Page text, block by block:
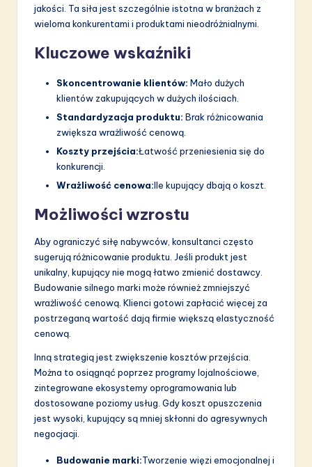
jakości. Ta siła jest szczególnie istotna w branżach z
wieloma konkurentami i produktami nieodróżnialnymi.
Kluczowe wskaźniki
Skoncentrowanie klientów: Mało dużych
klientów zakupujących w dużych ilościach.
Standardyzacja produktu: Brak różnicowania
zwiększa wrażliwość cenową.
Koszty przejścia:Łatwość przeniesienia się do
konkurencji.
Wrażliwość cenowa:Ile kupujący dbają o koszt.
Możliwości wzrostu
Aby ograniczyć siłę nabywców, konsultanci często
sugerują różnicowanie produktu. Jeśli produkt jest
unikalny, kupujący nie mogą łatwo zmienić dostawcy.
Budowanie silnego marki może również zmniejszyć
wrażliwość cenową. Klienci gotowi zapłacić więcej za
postrzeganą wartość dają firmie większą elastyczność
cenową.
Inną strategią jest zwiększenie kosztów przejścia.
Można to osiągnąć poprzez programy lojalnościowe,
zintegrowane ekosystemy oprogramowania lub
dostosowane poziomy usług. Gdy koszt opuszczenia
jest wysoki, kupujący są mniej skłonni do agresywnych
negocjacji.
Budowanie marki:Tworzenie więzi emocjonalnej i